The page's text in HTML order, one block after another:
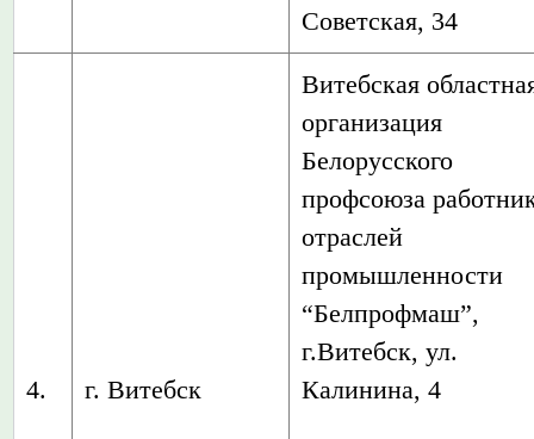
Советская, 34
4. г. Витебск
Витебская
организация
Белорусского
профсоюза
отраслей
промышленности
“Белпрофмаш”,
г.Витебск, ул.
Калинина, 4